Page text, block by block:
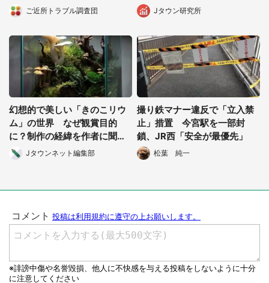
都道府選択
性） ご近所トラブル調査団 Jタウン研究所
幻想的で美しい「きのこリウ
ム」の世界 なぜ観賞目的
に？制作の経緯を作者に聞い
た
Jタウンネット編集部
撮り鉄マナー違反で「立入禁
止」措置 今宮駅を一部封
鎖、JR西「安全が最優先」
松葉 純一